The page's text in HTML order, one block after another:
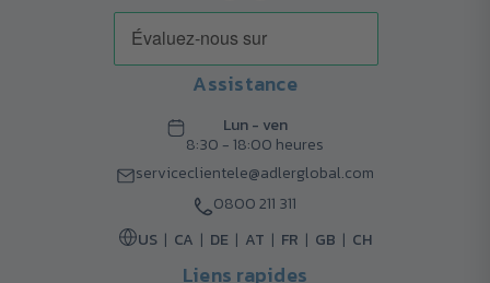
Assistance
Lun - ven
8:30 - 18:00 heures
serviceclientele@adlerglobal.com
0800 211 311
US
CA DE AT FR GB CH
Liens rapides